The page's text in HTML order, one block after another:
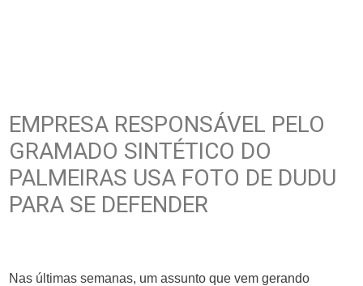
EMPRESA RESPONSÁVEL PELO
GRAMADO SINTÉTICO DO
PALMEIRAS USA FOTO DE DUDU
PARA SE DEFENDER
Nas últimas semanas, um assunto que vem gerando